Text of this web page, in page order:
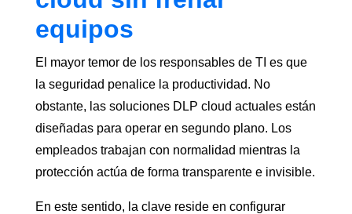
equipos
El mayor temor de los responsables de TI es que
la seguridad penalice la productividad. No
obstante, las soluciones DLP cloud actuales están
diseñadas para operar en segundo plano. Los
empleados trabajan con normalidad mientras la
protección actúa de forma transparente e invisible.
En este sentido, la clave reside en configurar